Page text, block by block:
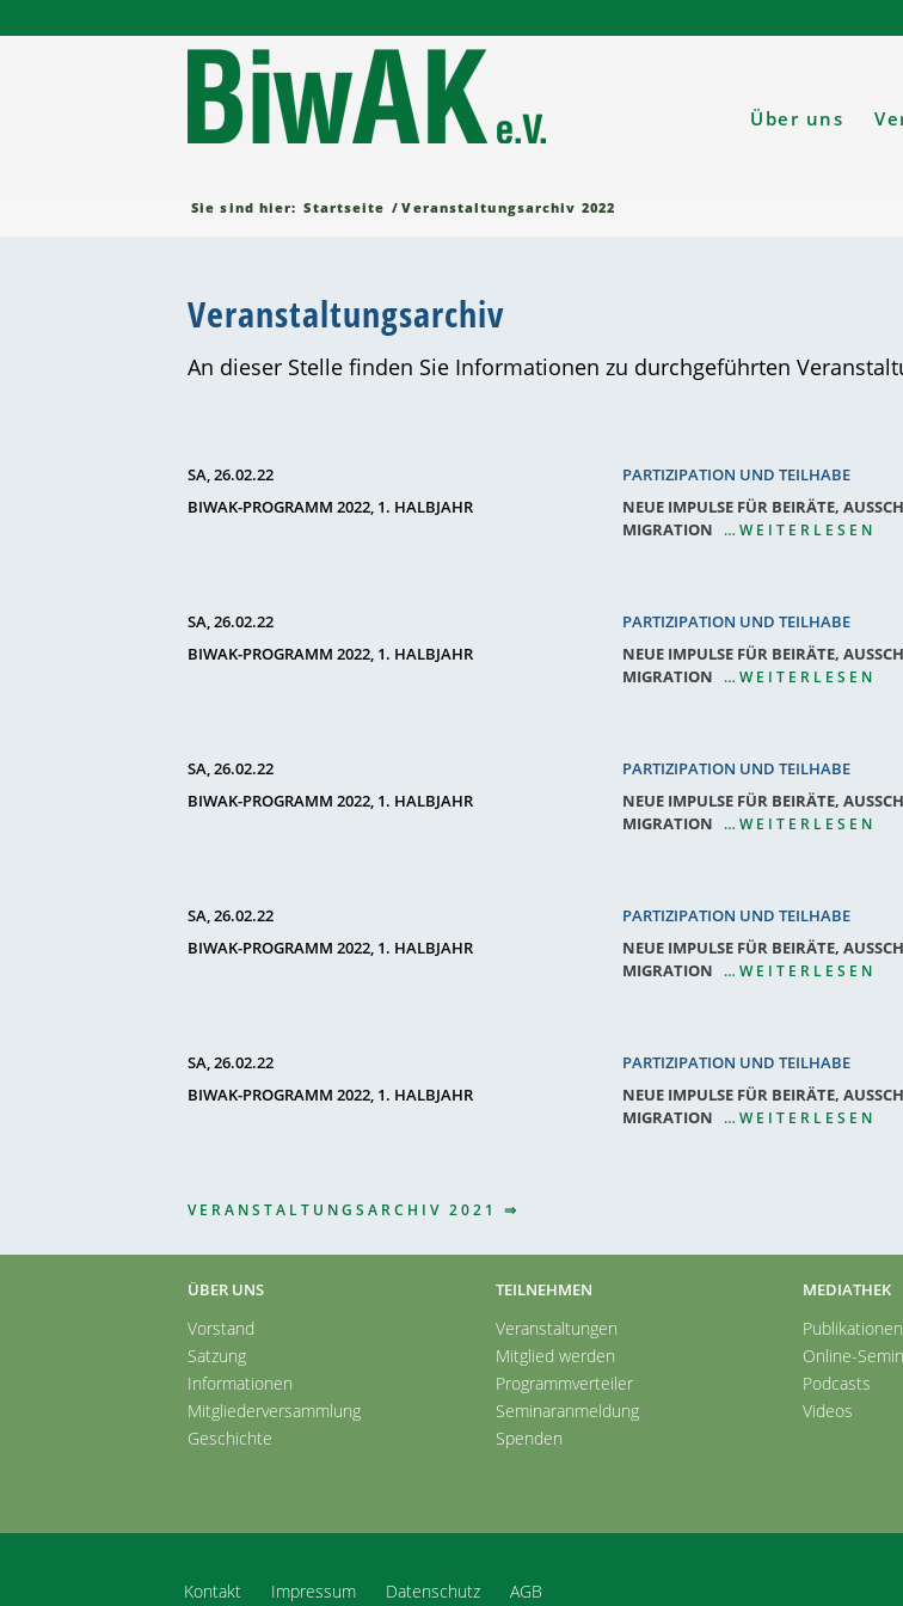
Über uns
Sie sind hier: Startseite / Veranstaltungsarchiv 2022
Veranstaltungsarchiv
An dieser Stelle finden Sie Informationen zu durchgeführten
SA, 26.02.22
BIWAK-PROGRAMM 2022, 1. HALBJAHR
PARTIZIPATION UND TEILHABE
NEUE IMPULSE FÜR BEIRÄTE,
MIGRATION
…WEITERLESEN
SA, 26.02.22
BIWAK-PROGRAMM 2022, 1. HALBJAHR
PARTIZIPATION UND TEILHABE
NEUE IMPULSE FÜR BEIRÄTE,
MIGRATION
…WEITERLESEN
SA, 26.02.22
BIWAK-PROGRAMM 2022, 1. HALBJAHR
PARTIZIPATION UND TEILHABE
NEUE IMPULSE FÜR BEIRÄTE,
MIGRATION
…WEITERLESEN
SA, 26.02.22
BIWAK-PROGRAMM 2022, 1. HALBJAHR
PARTIZIPATION UND TEILHABE
NEUE IMPULSE FÜR BEIRÄTE,
MIGRATION
…WEITERLESEN
SA, 26.02.22
BIWAK-PROGRAMM 2022, 1. HALBJAHR
PARTIZIPATION UND TEILHABE
NEUE IMPULSE FÜR BEIRÄTE,
MIGRATION
…WEITERLESEN
VERANSTALTUNGSARCHIV 2021 ⇒
ÜBER UNS
Vorstand
Satzung
Informationen
Mitgliederversammlung
Geschichte
TEILNEHMEN
Veranstaltungen
Mitglied werden
Programmverteiler
Seminaranmeldung
Spenden
MEDIATHEK
Publikationen
Online-
Podcasts
Videos
Kontakt Impressum Datenschutz AGB